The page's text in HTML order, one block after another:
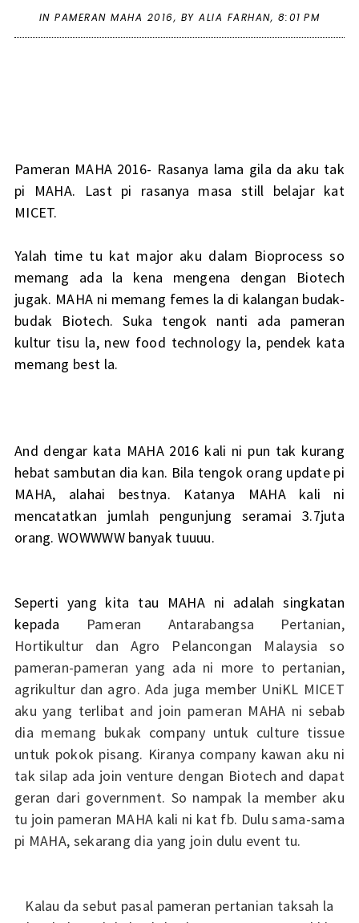
INPAMERAN MAHA 2016, BY ALIA FARHAN, 8:01 PM
Pameran MAHA 2016- Rasanya lama gila da aku tak
pi MAHA. Last pi rasanya masa still belajar kat
MICET.
Yalah time tu kat major aku dalam Bioprocess so
memang ada la kena mengena dengan Biotech
jugak. MAHA ni memang femes la di kalangan budak-
budak Biotech. Suka tengok nanti ada pameran
kultur tisu la, new food technology la, pendek kata
memang best la.
And dengar kata MAHA 2016 kali ni pun tak kurang
hebat sambutan dia kan. Bila tengok orang update pi
MAHA, alahai bestnya. Katanya MAHA kali ni
mencatatkan jumlah pengunjung seramai 3.7juta
orang. WOWWWW banyak tuuuu.
Seperti yang kita tau MAHA ni adalah singkatan
kepada
Pameran Antarabangsa Pertanian,
Hortikultur dan Agro Pelancongan Malaysia so
pameran-pameran yang ada ni more to pertanian,
agrikultur dan agro. Ada juga member UniKL MICET
aku yang terlibat and join pameran MAHA ni sebab
dia memang bukak company untuk culture tissue
untuk pokok pisang. Kiranya company kawan aku ni
tak silap ada join venture dengan Biotech and dapat
geran dari government. So nampak la member aku
tu join pameran MAHA kali ni kat fb. Dulu sama-sama
pi MAHA, sekarang dia yang join dulu event tu.
Kalau da sebut pasal pameran pertanian taksah la